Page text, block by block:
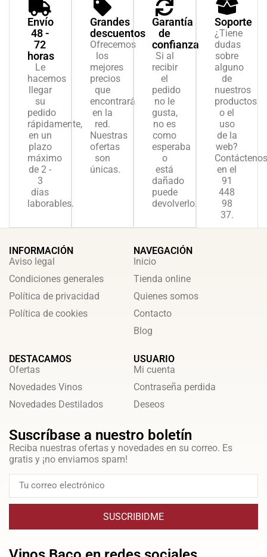
Envío
48 -
72
horas
Le
hacemos
llegar
su
pedido
rápidamente,
en un
plazo
máximo
de 2 -
3
días
laborables.
Grandes
descuentos
Ofrecemos
los
mejores
precios
que
encontrará
en la
red.
Nuestras
ofertas
son
únicas.
Garantía
de
confianza
Si al
recibir
el
pedido
no le
gusta,
no es
como
esperaba
o
está
dañado
puede
devolverlo.
Soporte
¿Tiene
dudas
sobre
alguno
de
nuestros
productos
o el
uso
de la
web?
Contáctenos
en el
91
448
98
37.
INFORMACIÓN
Aviso legal
Condiciones generales
Política de privacidad
Política de cookies
NAVEGACIÓN
Inicio
Tienda online
Quienes somos
Contacto
Blog
DESTACAMOS
Ofertas
Novedades Vinos
Novedades Destilados
USUARIO
Mi cuenta
Contraseña perdida
Deseos
Suscríbase a nuestro boletín
Reciba nuestras ofertas y novedades en su correo. Es
gratis y ¡no enviamos spam!
SUSCRIBIDME